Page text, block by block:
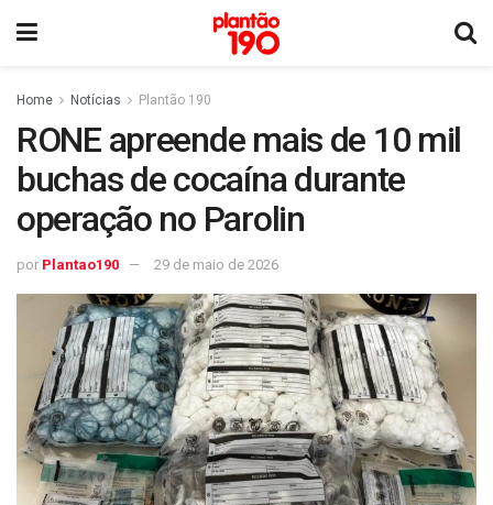
Home Notícias Plantão 190
RONE apreende mais de 10 mil
buchas de cocaína durante
operação no Parolin
por Plantao190 29 de maio de 2026